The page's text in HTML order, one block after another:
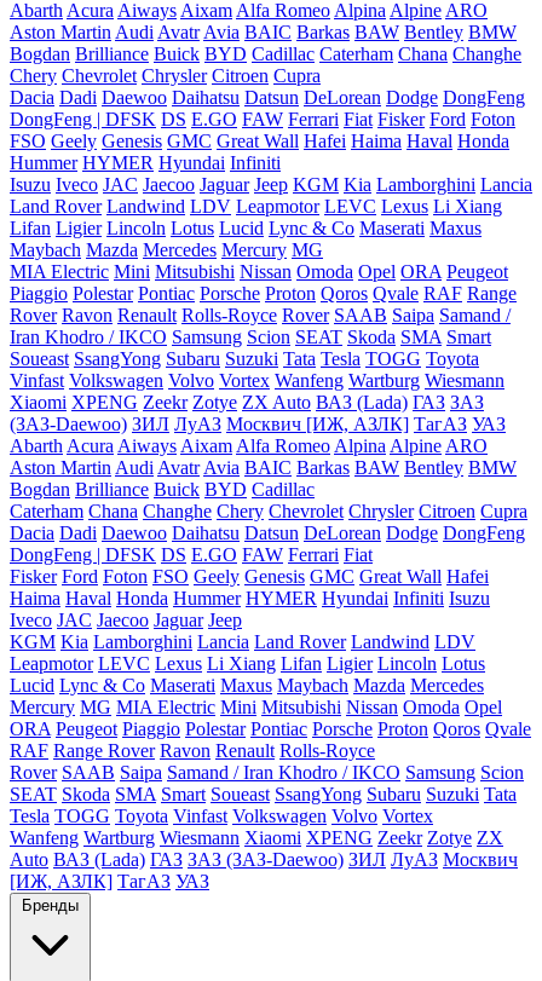
Abarth Acura Aiways Aixam Alfa Romeo Alpina Alpine ARO
Aston Martin Audi Avatr Avia BAIC Barkas BAW Bentley BMW
Bogdan Brilliance Buick BYD Cadillac Caterham Chana Changhe
Chery Chevrolet Chrysler Citroen Cupra
Dacia Dadi Daewoo Daihatsu Datsun DeLorean Dodge DongFeng
DongFeng | DFSK DS E.GO FAW Ferrari Fiat Fisker Ford Foton
FSO Geely Genesis GMC Great Wall Hafei Haima Haval Honda
Hummer HYMER Hyundai Infiniti
Isuzu Iveco JAC Jaecoo Jaguar Jeep KGM Kia Lamborghini Lancia
Land Rover Landwind LDV Leapmotor LEVC Lexus Li Xiang
Lifan Ligier Lincoln Lotus Lucid Lync & Co Maserati Maxus
Maybach Mazda Mercedes Mercury MG
MIA Electric Mini Mitsubishi Nissan Omoda Opel ORA Peugeot
Piaggio Polestar Pontiac Porsche Proton Qoros Qvale RAF Range
Rover Ravon Renault Rolls-Royce Rover SAAB Saipa Samand /
Iran Khodro / IKCO Samsung Scion SEAT Skoda SMA Smart
Soueast SsangYong Subaru Suzuki Tata Tesla TOGG Toyota
Vinfast Volkswagen Volvo Vortex Wanfeng Wartburg Wiesmann
Xiaomi XPENG Zeekr Zotye ZX Auto ВАЗ (Lada) ГАЗ ЗАЗ
(ЗАЗ-Daewoo) ЗИЛ ЛуАЗ Москвич [ИЖ, АЗЛК] ТагАЗ УАЗ
Abarth Acura Aiways Aixam Alfa Romeo Alpina Alpine ARO
Aston Martin Audi Avatr Avia BAIC Barkas BAW Bentley BMW
Bogdan Brilliance Buick BYD Cadillac
Caterham Chana Changhe Chery Chevrolet Chrysler Citroen Cupra
Dacia Dadi Daewoo Daihatsu Datsun DeLorean Dodge DongFeng
DongFeng | DFSK DS E.GO FAW Ferrari Fiat
Fisker Ford Foton FSO Geely Genesis GMC Great Wall Hafei
Haima Haval Honda Hummer HYMER Hyundai Infiniti Isuzu
Iveco JAC Jaecoo Jaguar Jeep
KGM Kia Lamborghini Lancia Land Rover Landwind LDV
Leapmotor LEVC Lexus Li Xiang Lifan Ligier Lincoln Lotus
Lucid Lync & Co Maserati Maxus Maybach Mazda Mercedes
Mercury MG MIA Electric Mini Mitsubishi Nissan Omoda Opel
ORA Peugeot Piaggio Polestar Pontiac Porsche Proton Qoros Qvale
RAF Range Rover Ravon Renault Rolls-Royce
Rover SAAB Saipa Samand / Iran Khodro / IKCO Samsung Scion
SEAT Skoda SMA Smart Soueast SsangYong Subaru Suzuki Tata
Tesla TOGG Toyota Vinfast Volkswagen Volvo Vortex
Wanfeng Wartburg Wiesmann Xiaomi XPENG Zeekr Zotye ZX
Auto ВАЗ (Lada) ГАЗ ЗАЗ (ЗАЗ-Daewoo) ЗИЛ ЛуАЗ Москвич
[ИЖ, АЗЛК] ТагАЗ УАЗ
Бренды